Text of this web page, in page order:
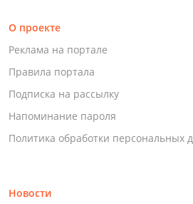
О проекте
Реклама на портале
Правила портала
Подписка на рассылку
Напоминание пароля
Политика обработки персональных
Новости